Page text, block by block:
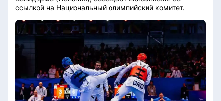
ссылкой на Национальный олимпийский комитет.